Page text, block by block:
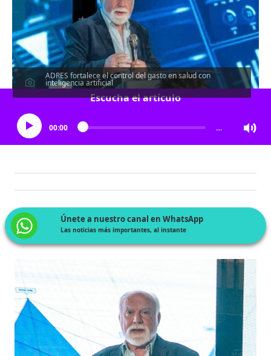
ADRES fortalece el control del gasto en salud con
inteligencia artificial
Escucha el artículo
00:00 …
Únete a nuestro canal en WhatsApp
Las noticias más importantes, al instante